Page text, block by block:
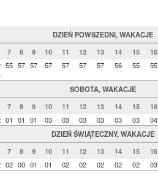
DZIEŃ POWSZEDNI, WAKACJE
7 8 9 10 11 12 13 14 15 16
55 57 57 57 57 57 57 56 55 55
SOBOTA, WAKACJE
7 8 9 10 11 12 13 14 15 16
01 01 01 03 03 03 03 03 03 04
DZIEŃ ŚWIĄTECZNY, WAKACJE
7 8 9 10 11 12 13 14 15 16
02 00 01 01 02 02 02 02 02 03